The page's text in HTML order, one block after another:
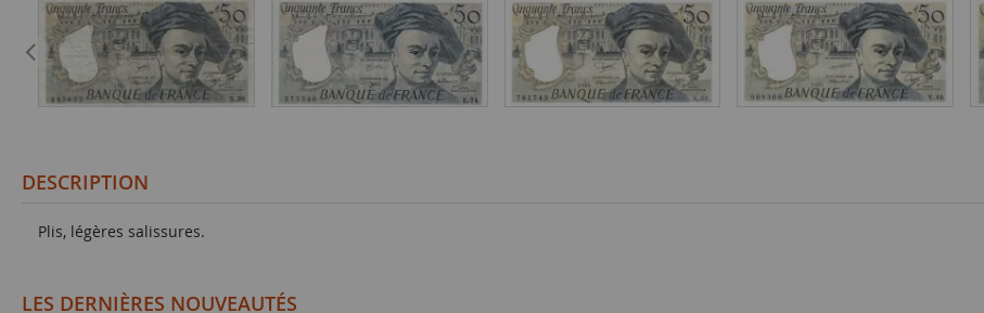
DESCRIPTION
Plis, légères salissures.
LES DERNIÈRES NOUVEAUTÉS